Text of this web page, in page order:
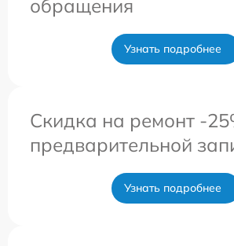
обращения
Узнать подробнее
Скидка на ремонт -
предварительной
Узнать подробнее